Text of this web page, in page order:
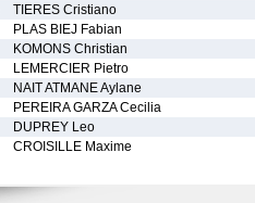
TIERES Cristiano
PLAS BIEJ Fabian
KOMONS Christian
LEMERCIER Pietro
NAIT ATMANE Aylane
PEREIRA GARZA Cecilia
DUPREY Leo
CROISILLE Maxime